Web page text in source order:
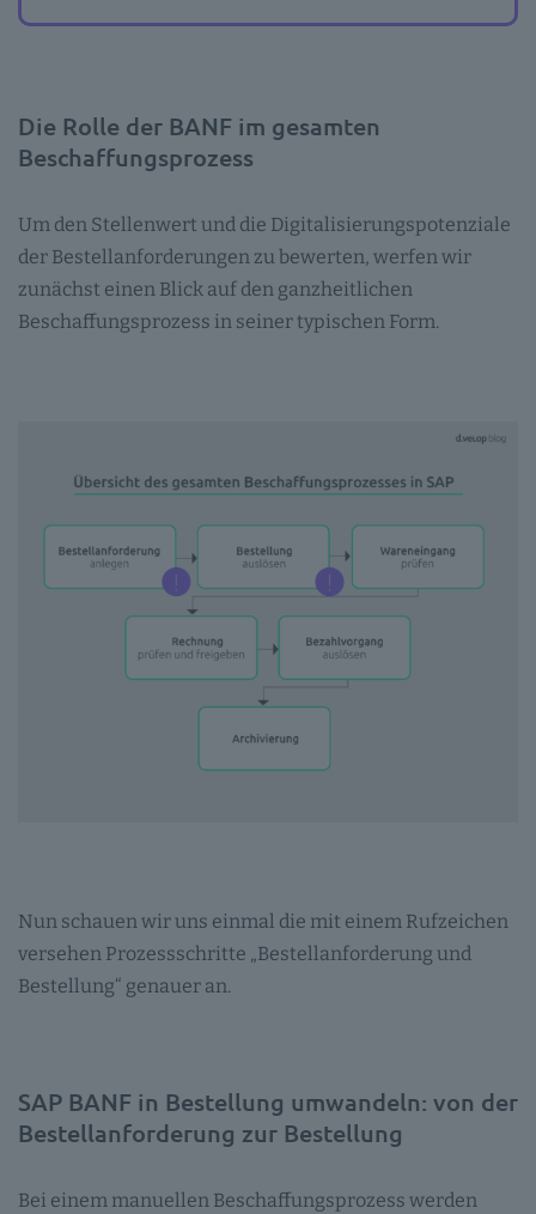
Die Rolle der BANF im gesamten
Beschaffungsprozess
Um den Stellenwert und die Digitalisierungspotenziale
der Bestellanforderungen zu bewerten, werfen wir
zunächst einen Blick auf den ganzheitlichen
Beschaffungsprozess in seiner typischen Form.
Nun schauen wir uns einmal die mit einem Rufzeichen
versehen Prozessschritte „Bestellanforderung und
Bestellung“ genauer an.
SAP BANF in Bestellung umwandeln: von der
Bestellanforderung zur Bestellung
Bei einem manuellen Beschaffungsprozess werden